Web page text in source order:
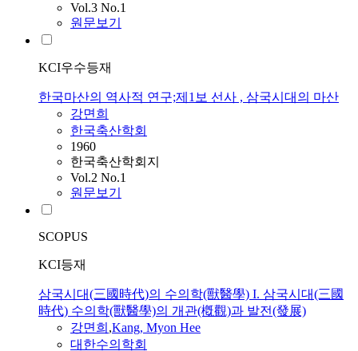
Vol.3 No.1
원문보기
KCI우수등재
한국마산의 역사적 연구;제1보 선사 , 삼국시대의 마산
강면희
한국축산학회
1960
한국축산학회지
Vol.2 No.1
원문보기
SCOPUS
KCI등재
삼국시대(三國時代)의 수의학(獸醫學) I. 삼국시대(三國
時代) 수의학(獸醫學)의 개관(槪觀)과 발전(發展)
강면희 ,Kang, Myon Hee
대한수의학회